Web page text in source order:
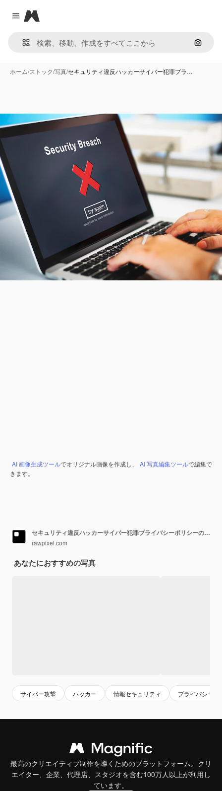
Close menu
Magnific
画像で
ホーム/ストック/写真/セキュリティ違反ハッカーサイバー犯罪プラ…
AI 画像生成ツールでオリジナル画像を作成し、 AI 写真編集ツールで編集で
きます。
セキュリティ違反ハッカーサイバー犯罪プライバシーポリシーの概念
rawpixel.com
あなたにおすすめの写真
サイバー攻撃 ハッカー 情報セキュリティ プライバシー
最高のクリエイティブ制作を導くためのプラットフォーム。クリ
エイター、企業、代理店、スタジオを含む100万人以上が利用し
ています。